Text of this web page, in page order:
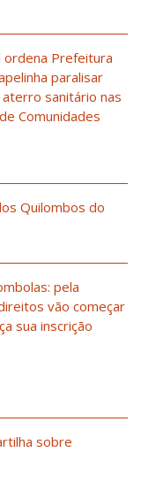
ordena Prefeitura
paralisar
sanitário nas
Comunidades
Quilombos do
pela
vão começar
sua inscrição
sobre